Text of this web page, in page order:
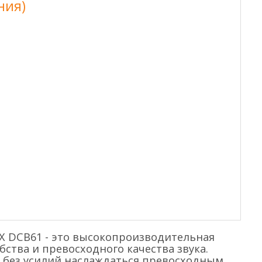
DCB61 - это высокопроизводительная
и превосходного качества звука.